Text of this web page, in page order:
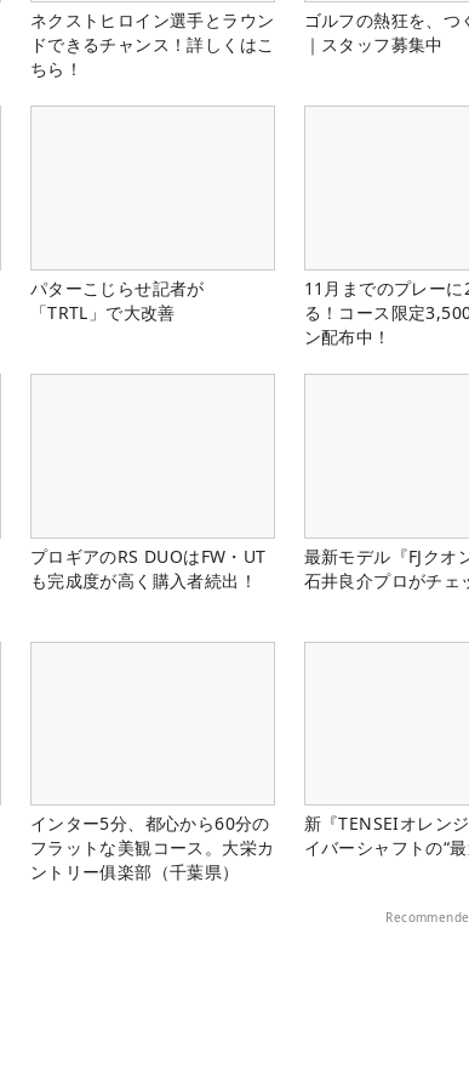
ネクストヒロイン選手とラウン
ドできるチャンス！詳しくはこ
ちら！
ゴルフの熱狂を、つ
｜スタッフ募集中
パターこじらせ記者が
「TRTL」で大改善
11月までのプレーに
る！コース限定
ン配布中！
プロギアのRS DUOはFW・UT
も完成度が高く購入者続出！
最新モデル『FJクオ
石井良介プロがチェ
インター5分、都心から60分の
フラットな美観コース。大栄カ
ントリー俱楽部（千葉県）
新『TENSEIオレン
イバーシャフトの“